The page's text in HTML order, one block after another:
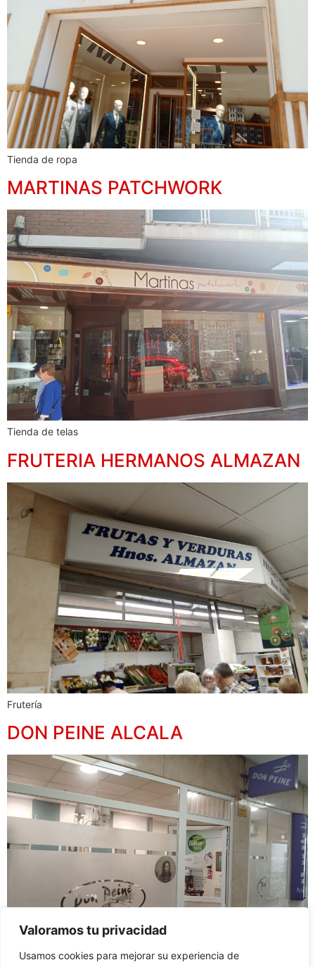
Valoramos tu privacidad
Usamos cookies para mejorar su experiencia de
Tienda de ropa
MARTINAS PATCHWORK
Tienda de telas
FRUTERIA HERMANOS ALMAZAN
Frutería
DON PEINE ALCALA